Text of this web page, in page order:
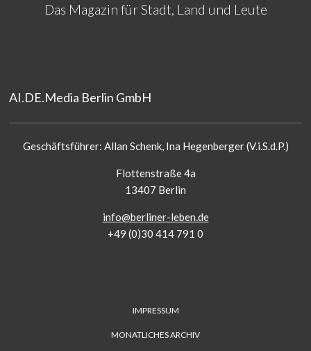
Das Magazin für Stadt, Land und Leute
AI.DE.Media Berlin GmbH
Geschäftsführer: Allan Schenk, Ina Hegenberger (V.i.S.d.P.)
Flottenstraße 4a
13407 Berlin
info@berliner-leben.de
+49 (0)30 414 791 0
IMPRESSUM
MONATLICHES ARCHIV